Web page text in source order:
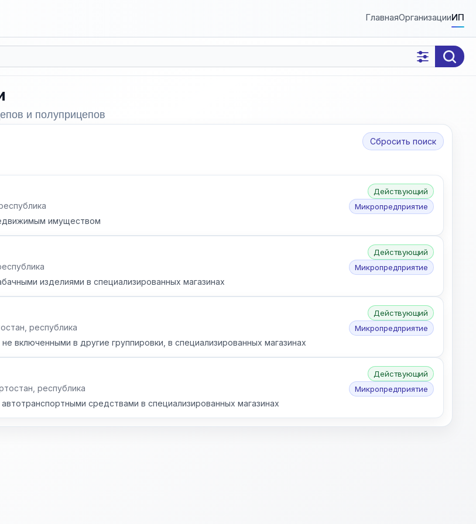
ГлавнаяОрганизацииИП
и полуприцепов
Сбросить поиск
имуществом
Действующий
Микропредприятие
изделиями в специализированных магазинах
Действующий
Микропредприятие
республика
включенными в другие группировки, в специализированных магазинах
Действующий
Микропредприятие
республика
средствами в специализированных магазинах
Действующий
Микропредприятие